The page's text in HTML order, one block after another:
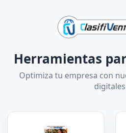
Herramientas
Optimiza tu empresa con
digitales